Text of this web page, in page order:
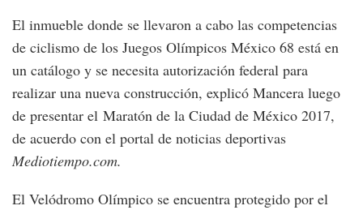
El inmueble donde se llevaron a cabo las competencias
de ciclismo de los Juegos Olímpicos México 68 está en
un catálogo y se necesita autorización federal para
realizar una nueva construcción, explicó Mancera luego
de presentar el Maratón de la Ciudad de México 2017,
de acuerdo con el portal de noticias deportivas
Mediotiempo.com.
El Velódromo Olímpico se encuentra protegido por el